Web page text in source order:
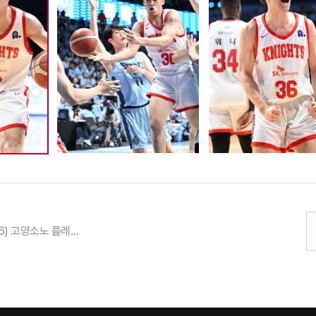
25-26 (04.16) 고양소노 플레이오프 김형빈